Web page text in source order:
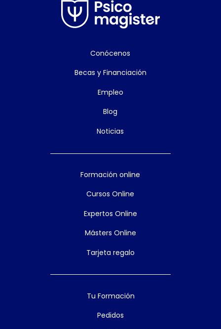
Conócenos
Becas y Financiación
Empleo
Blog
Noticias
Formación online
Cursos Online
Expertos Online
Másters Online
Tarjeta regalo
Tu Formación
Pedidos